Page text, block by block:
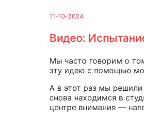
11-10-2024
Видео:
Мы часто говорим о
эту идею с помощью
А в этот раз мы
снова находимся в
центре внимания —